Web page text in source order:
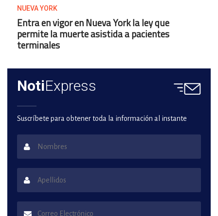
NUEVA YORK
Entra en vigor en Nueva York la ley que
permite la muerte asistida a pacientes
terminales
NotiExpress
Suscríbete para obtener toda la información al instante